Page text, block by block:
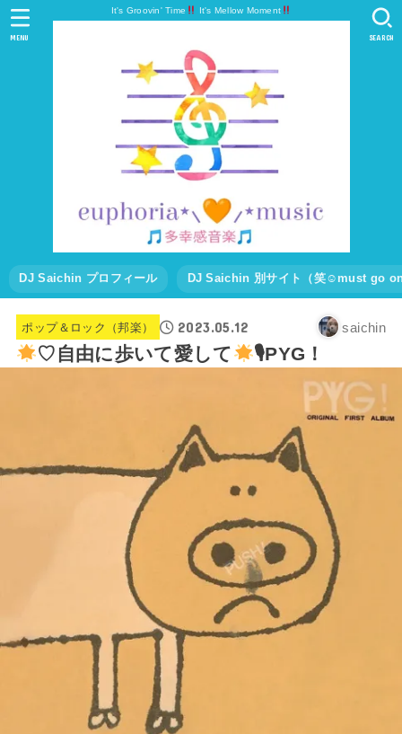
It's Groovin' Time It's Mellow Moment
DJ Saichin プロフィール DJ Saichin 別サイト（笑☺must go
SEARCH
MENU
ポップ＆ロック（邦楽） 2023.05.12 saichin
♡自由に歩いて愛して 🎙PYG！